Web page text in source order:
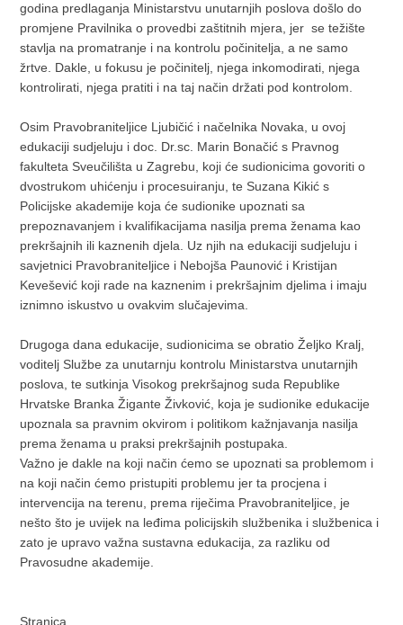
godina predlaganja Ministarstvu unutarnjih poslova došlo do
promjene Pravilnika o provedbi zaštitnih mjera, jer se težište
stavlja na promatranje i na kontrolu počinitelja, a ne samo
žrtve. Dakle, u fokusu je počinitelj, njega inkomodirati, njega
kontrolirati, njega pratiti i na taj način držati pod kontrolom.
Osim Pravobraniteljice Ljubičić i načelnika Novaka, u ovoj
edukaciji sudjeluju i doc. Dr.sc. Marin Bonačić s Pravnog
fakulteta Sveučilišta u Zagrebu, koji će sudionicima govoriti o
dvostrukom uhićenju i procesuiranju, te Suzana Kikić s
Policijske akademije koja će sudionike upoznati sa
prepoznavanjem i kvalifikacijama nasilja prema ženama kao
prekršajnih ili kaznenih djela. Uz njih na edukaciji sudjeluju i
savjetnici Pravobraniteljice i Nebojša Paunović i Kristijan
Kevešević koji rade na kaznenim i prekršajnim djelima i imaju
iznimno iskustvo u ovakvim slučajevima.
Drugoga dana edukacije, sudionicima se obratio Željko Kralj,
voditelj Službe za unutarnju kontrolu Ministarstva unutarnjih
poslova, te sutkinja Visokog prekršajnog suda Republike
Hrvatske Branka Žigante Živković, koja je sudionike edukacije
upoznala sa pravnim okvirom i politikom kažnjavanja nasilja
prema ženama u praksi prekršajnih postupaka.
Važno je dakle na koji način ćemo se upoznati sa problemom i
na koji način ćemo pristupiti problemu jer ta procjena i
intervencija na terenu, prema riječima Pravobraniteljice, je
nešto što je uvijek na leđima policijskih službenika i službenica i
zato je upravo važna sustavna edukacija, za razliku od
Pravosudne akademije.
Stranica